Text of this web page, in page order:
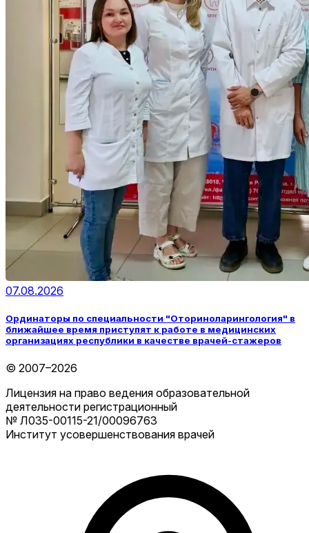
07.08.2026
Ординаторы по специальности "Оториноларингология" в
ближайшее время приступят к работе в медицинских
организациях республики в качестве врачей-стажеров
© 2007–2026
Лицензия на право ведения образовательной
деятельности регистрационный
№ Л035-00115-21/00096763
Институт усовершенствования врачей